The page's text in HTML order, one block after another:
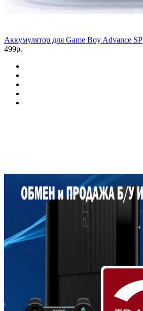
Аккумулятор для Game Boy Advance SP
499р.